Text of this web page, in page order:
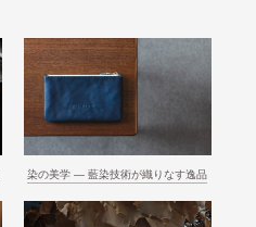
染の美学 ― 藍染技術が織りなす逸品